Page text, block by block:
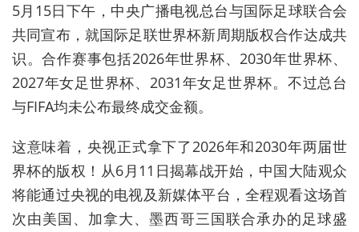
5月15日下午，中央广播电视总台与国际足球联合会
共同宣布，就国际足联世界杯新周期版权合作达成共
识。合作赛事包括2026年世界杯、2030年世界杯、
2027年女足世界杯、2031年女足世界杯。不过总台
与FIFA均未公布最终成交金额。
这意味着，央视正式拿下了2026年和2030年两届世
界杯的版权！从6月11日揭幕战开始，中国大陆观众
将能通过央视的电视及新媒体平台，全程观看这场首
次由美国、加拿大、墨西哥三国联合承办的足球盛